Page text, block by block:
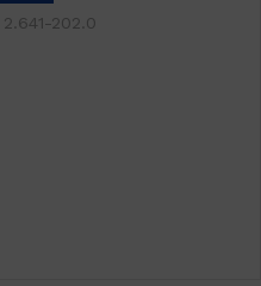
2.641-202.0